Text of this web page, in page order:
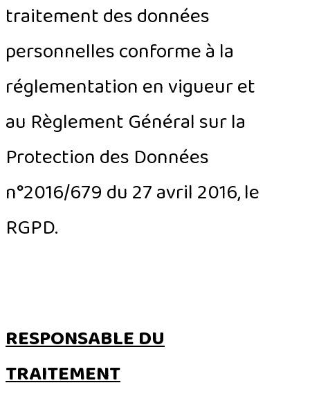
traitement des données
personnelles conforme à la
réglementation en vigueur et
au Règlement Général sur la
Protection des Données
n°2016/679 du 27 avril 2016, le
RGPD.
RESPONSABLE DU
TRAITEMENT